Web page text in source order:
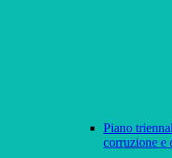
Piano
corruzione e